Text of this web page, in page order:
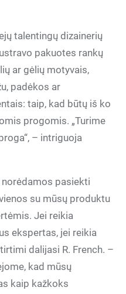
talentingų dizainerių
pakuotes rankų
ar gėlių motyvais,
padėkos ar
taip, kad būtų iš ko
progomis. „Turime
– intriguoja
pasiekti
su mūsų produktu
Jei reikia
ekspertas, jei reikia
dalijasi R. French. –
kad mūsų
kaip kažkoks